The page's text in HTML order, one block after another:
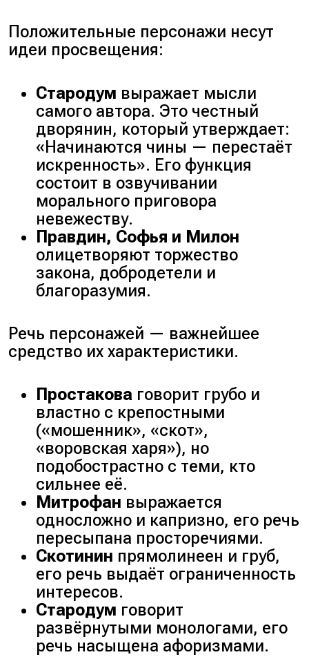
Положительные персонажи несут
идеи просвещения:
Стародум выражает мысли
самого автора. Это честный
дворянин, который утверждает:
«Начинаются чины — перестаёт
искренность». Его функция
состоит в озвучивании
морального приговора
невежеству.
Правдин, Софья и Милон
олицетворяют торжество
закона, добродетели и
благоразумия.
Речь персонажей — важнейшее
средство их характеристики.
Простакова говорит грубо и
властно с крепостными
(«мошенник», «скот»,
«воровская харя»), но
подобострастно с теми, кто
сильнее её.
Митрофан выражается
односложно и капризно, его речь
пересыпана просторечиями.
Скотинин прямолинеен и груб,
его речь выдаёт ограниченность
интересов.
Стародум говорит
развёрнутыми монологами, его
речь насыщена афоризмами.